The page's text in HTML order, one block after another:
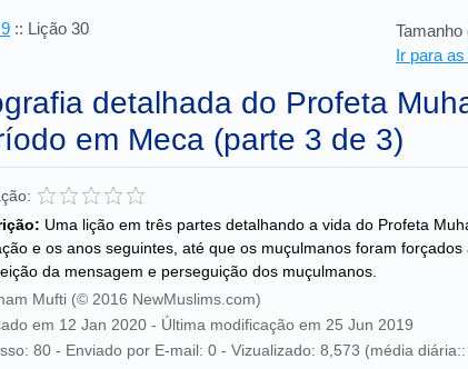
:: Lição 30
Tamanho
Ir para
detalhada do Profeta
em Meca (parte 3 de 3)
Uma lição em três partes detalhando a vida do Profeta
e os anos seguintes, até que os muçulmanos foram
da mensagem e perseguição dos muçulmanos.
Mufti (© 2016 NewMuslims.com)
em 12 Jan 2020 - Última modificação em 25 Jun 2019
80 - Enviado por E-mail: 0 - Vizualizado: 8,573 (média diária::